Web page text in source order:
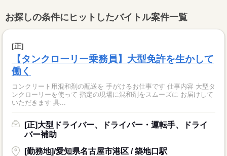
お探しの条件にヒットしたバイトル案件一覧
[正]
【タンクローリー乗務員】大型免許を生かして
働く
コンクリート用混和剤の配送を 手がけるお仕事です 仕事内容 大型タ
ンクローリーを使って 指定の現場に混和剤をスムーズに お届けして
いただきます 具...
[正]大型ドライバー、ドライバー・運転手、ドライ
バー補助
[勤務地]/愛知県名古屋市港区 / 築地口駅